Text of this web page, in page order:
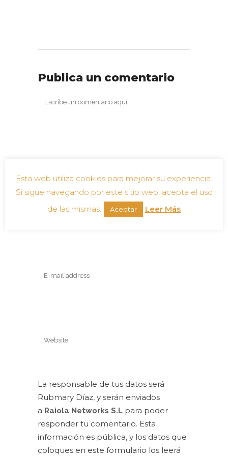
Publica un comentario
La responsable de tus datos será
Rubmary Díaz, y serán enviados
a Raiola Networks S.L para poder
responder tu comentario. Esta
información es pública, y los datos que
coloques en este formulario los leerá
Esta web utiliza cookies para mejorar su experiencia.
Si sigue navegando por este sitio web, acepta el uso
de las mismas.
Aceptar Leer Más